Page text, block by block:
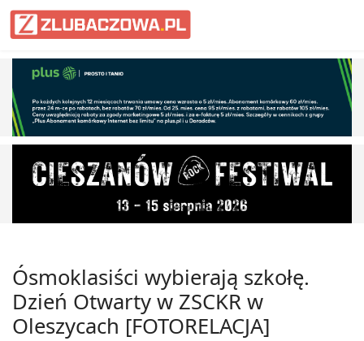
Ósmoklasiści wybierają szkołę.
Dzień Otwarty w ZSCKR w
Oleszycach [FOTORELACJA]